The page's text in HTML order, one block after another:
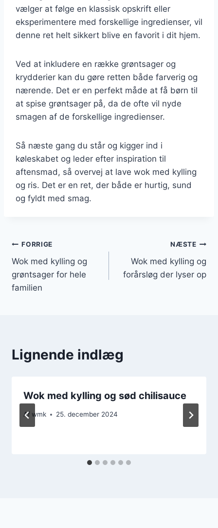
vælger at følge en klassisk opskrift eller
eksperimentere med forskellige ingredienser, vil
denne ret helt sikkert blive en favorit i dit hjem.
Ved at inkludere en række grøntsager og
krydderier kan du gøre retten både farverig og
nærende. Det er en perfekt måde at få børn til
at spise grøntsager på, da de ofte vil nyde
smagen af de forskellige ingredienser.
Så næste gang du står og kigger ind i
køleskabet og leder efter inspiration til
aftensmad, så overvej at lave wok med kylling
og ris. Det er en ret, der både er hurtig, sund
og fyldt med smag.
Indlægsnavigation
FORRIGE
Wok med kylling og
grøntsager for hele
familien
NÆSTE
Wok med kylling og
forårsløg der lyser op
Lignende indlæg
Wok med kylling og sød chilisauce
Af wmk 25. december 2024